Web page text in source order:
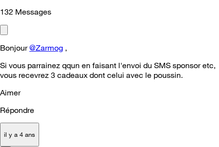
132 Messages
Bonjour@Zarmog ,
Si vous parrainez qqun en faisant l'envoi du SMS sponsor etc,
vous recevrez 3 cadeaux dont celui avec le poussin.
Aimer
Répondre
il y a 4 ans